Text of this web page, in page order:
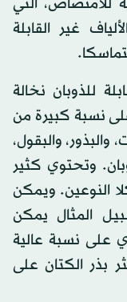
للامتصاص، التي
غير القابلة
للذوبان نخالة
نسبة كبيرة من
والبذور، والبقول،
وتحتوي كثير
النوعين. ويمكن
المثال يمكن
على نسبة عالية
بذر الكتان على